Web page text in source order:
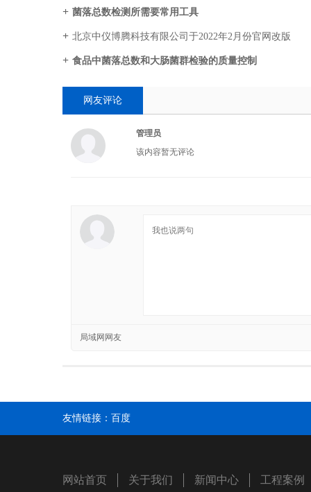
菌落总数检测所需要常用工具
北京中仪博腾科技有限公司于2022年2月份官网改版
食品中菌落总数和大肠菌群检验的质量控制
网友评论
管理员
该内容暂无评论
局域网网友
友情链接： 百度
网站首页 关于我们 新闻中心 工程案例